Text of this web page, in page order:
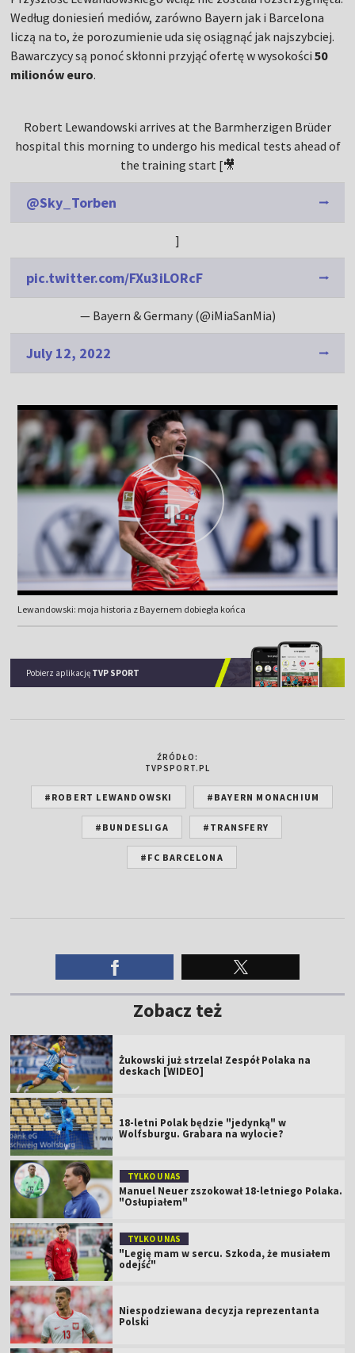
Według doniesień mediów, zarówno Bayern jak i Barcelona
liczą na to, że porozumienie uda się osiągnąć jak najszybciej.
Bawarczycy są ponoć skłonni przyjąć ofertę w wysokości50
milionów euro.
Robert Lewandowski arrives at the Barmherzigen Brüder
hospital this morning to undergo his medical tests ahead of
the training start [🎥
@Sky_Torben
]
pic.twitter.com/FXu3iLORcF
— Bayern & Germany (@iMiaSanMia)
July 12, 2022
Lewandowski: moja historia z Bayernem dobiegła końca
Pobierz aplikację TVP SPORT
ŹRÓDŁO:
TVPSPORT.PL
#ROBERT LEWANDOWSKI #BAYERN MONACHIUM
#BUNDESLIGA #TRANSFERY
#FC BARCELONA
Zobacz też
Żukowski już strzela! Zespół Polaka na
deskach [WIDEO]
18-letni Polak będzie "jedynką" w
Wolfsburgu. Grabara na wylocie?
TYLKO U NAS
Manuel Neuer zszokował 18-letniego Polaka.
"Osłupiałem"
TYLKO U NAS
"Legię mam w sercu. Szkoda, że musiałem
odejść"
Niespodziewana decyzja reprezentanta
Polski